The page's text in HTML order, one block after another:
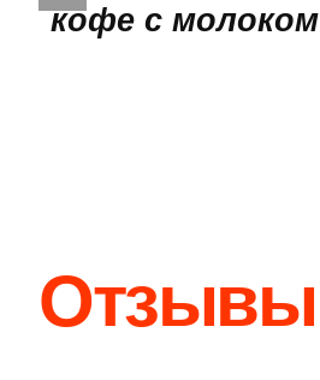
кофе с молоком
Отзывы